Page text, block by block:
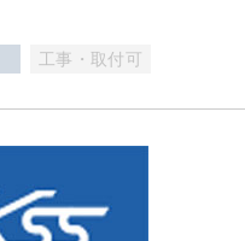
工事・取付可